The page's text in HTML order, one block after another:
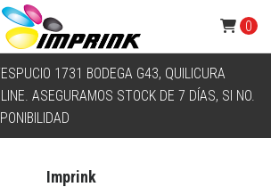
1731 BODEGA G43, QUILICURA
ASEGURAMOS STOCK DE 7 DÍAS, SI NO.
0
Imprink